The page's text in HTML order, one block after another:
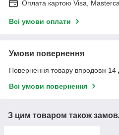
Оплата картою Visa,
Всі умови оплати
Умови повернення
Повернення товару впродовж 14
Всі умови повернення
З цим товаром також